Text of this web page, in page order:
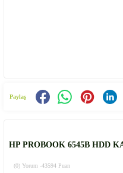
Paylaş
HP PROBOOK 6545B HDD
(0) Yorum -43594 Puan